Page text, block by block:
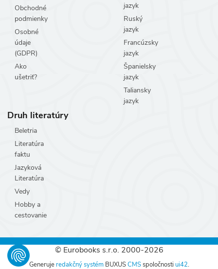
Obchodné
podmienky
Osobné
údaje
(GDPR)
Ako
ušetriť?
jazyk
Ruský
jazyk
Francúzsky
jazyk
Španielsky
jazyk
Taliansky
jazyk
Druh literatúry
Beletria
Literatúra
faktu
Jazyková
Literatúra
Vedy
Hobby a
cestovanie
© Eurobooks s.r.o. 2000-2026
Generuje redakčný systémBUXUSCMSspoločnosti ui42.